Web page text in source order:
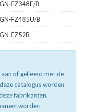
FZ348E/B
FZ485U/B
FZ52B
of gelieerd met de
catalogus worden
fabrikanten.
worden